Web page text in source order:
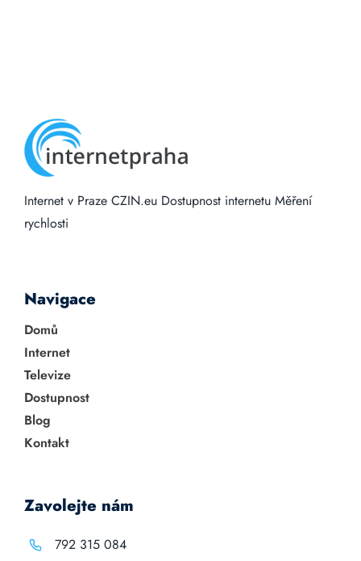
Internet v Praze CZIN.eu Dostupnost internetu Měření
rychlosti
Navigace
Domů
Internet
Televize
Dostupnost
Blog
Kontakt
Zavolejte nám
792 315 084